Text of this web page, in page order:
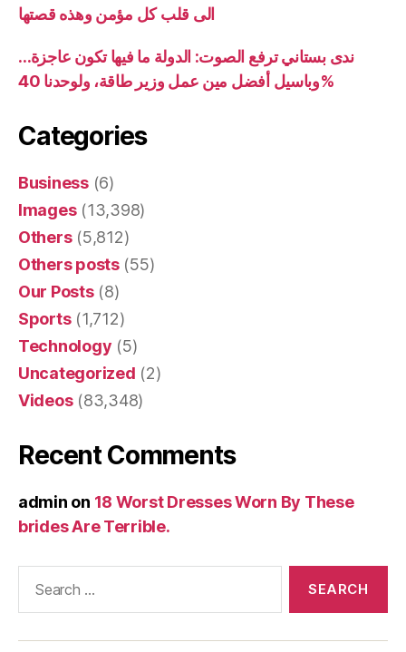
الى قلب كل مؤمن وهذه قصتها
ندى بستاني ترفع الصوت: الدولة ما فيها تكون عاجزة…
وباسيل أفضل مين عمل وزير طاقة، ولوحدنا 40%
Categories
Business(6)
Images(13,398)
Others(5,812)
Others posts(55)
Our Posts(8)
Sports(1,712)
Technology (5)
Uncategorized (2)
Videos(83,348)
Recent Comments
admin on 18 Worst Dresses Worn By These
brides Are Terrible.